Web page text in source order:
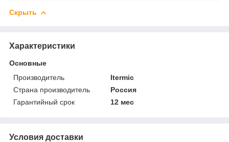
Скрыть
Характеристики
Основные
Производитель
Itermic
Страна производитель
Россия
Гарантийный срок
12 мес
Условия доставки